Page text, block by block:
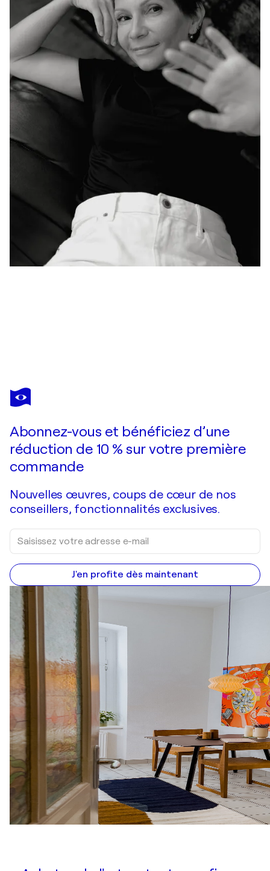
FATIMA ERKENOVA
Eurasia: a dialogue between time and cultures
Abonnez-vous et bénéficiez d’une
réduction de 10 % sur votre première
commande
Nouvelles œuvres, coups de cœur de nos
conseillers, fonctionnalités exclusives.
J'en profite dès maintenant